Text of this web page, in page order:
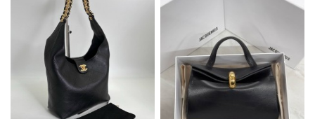
Cпортивные брюки
Комбинезоны